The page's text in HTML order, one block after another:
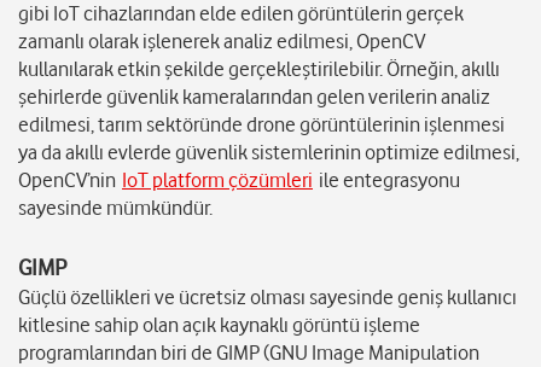
gibi IoT cihazlarından elde edilen görüntülerin gerçek
zamanlı olarak işlenerek analiz edilmesi, OpenCV
kullanılarak etkin şekilde gerçekleştirilebilir. Örneğin, akıllı
şehirlerde güvenlik kameralarından gelen verilerin analiz
edilmesi, tarım sektöründe drone görüntülerinin işlenmesi
ya da akıllı evlerde güvenlik sistemlerinin optimize edilmesi,
OpenCV’nin IoT platform çözümleri ile entegrasyonu
sayesinde mümkündür.
GIMP
Güçlü özellikleri ve ücretsiz olması sayesinde geniş kullanıcı
kitlesine sahip olan açık kaynaklı görüntü işleme
programlarından biri de GIMP (GNU Image Manipulation